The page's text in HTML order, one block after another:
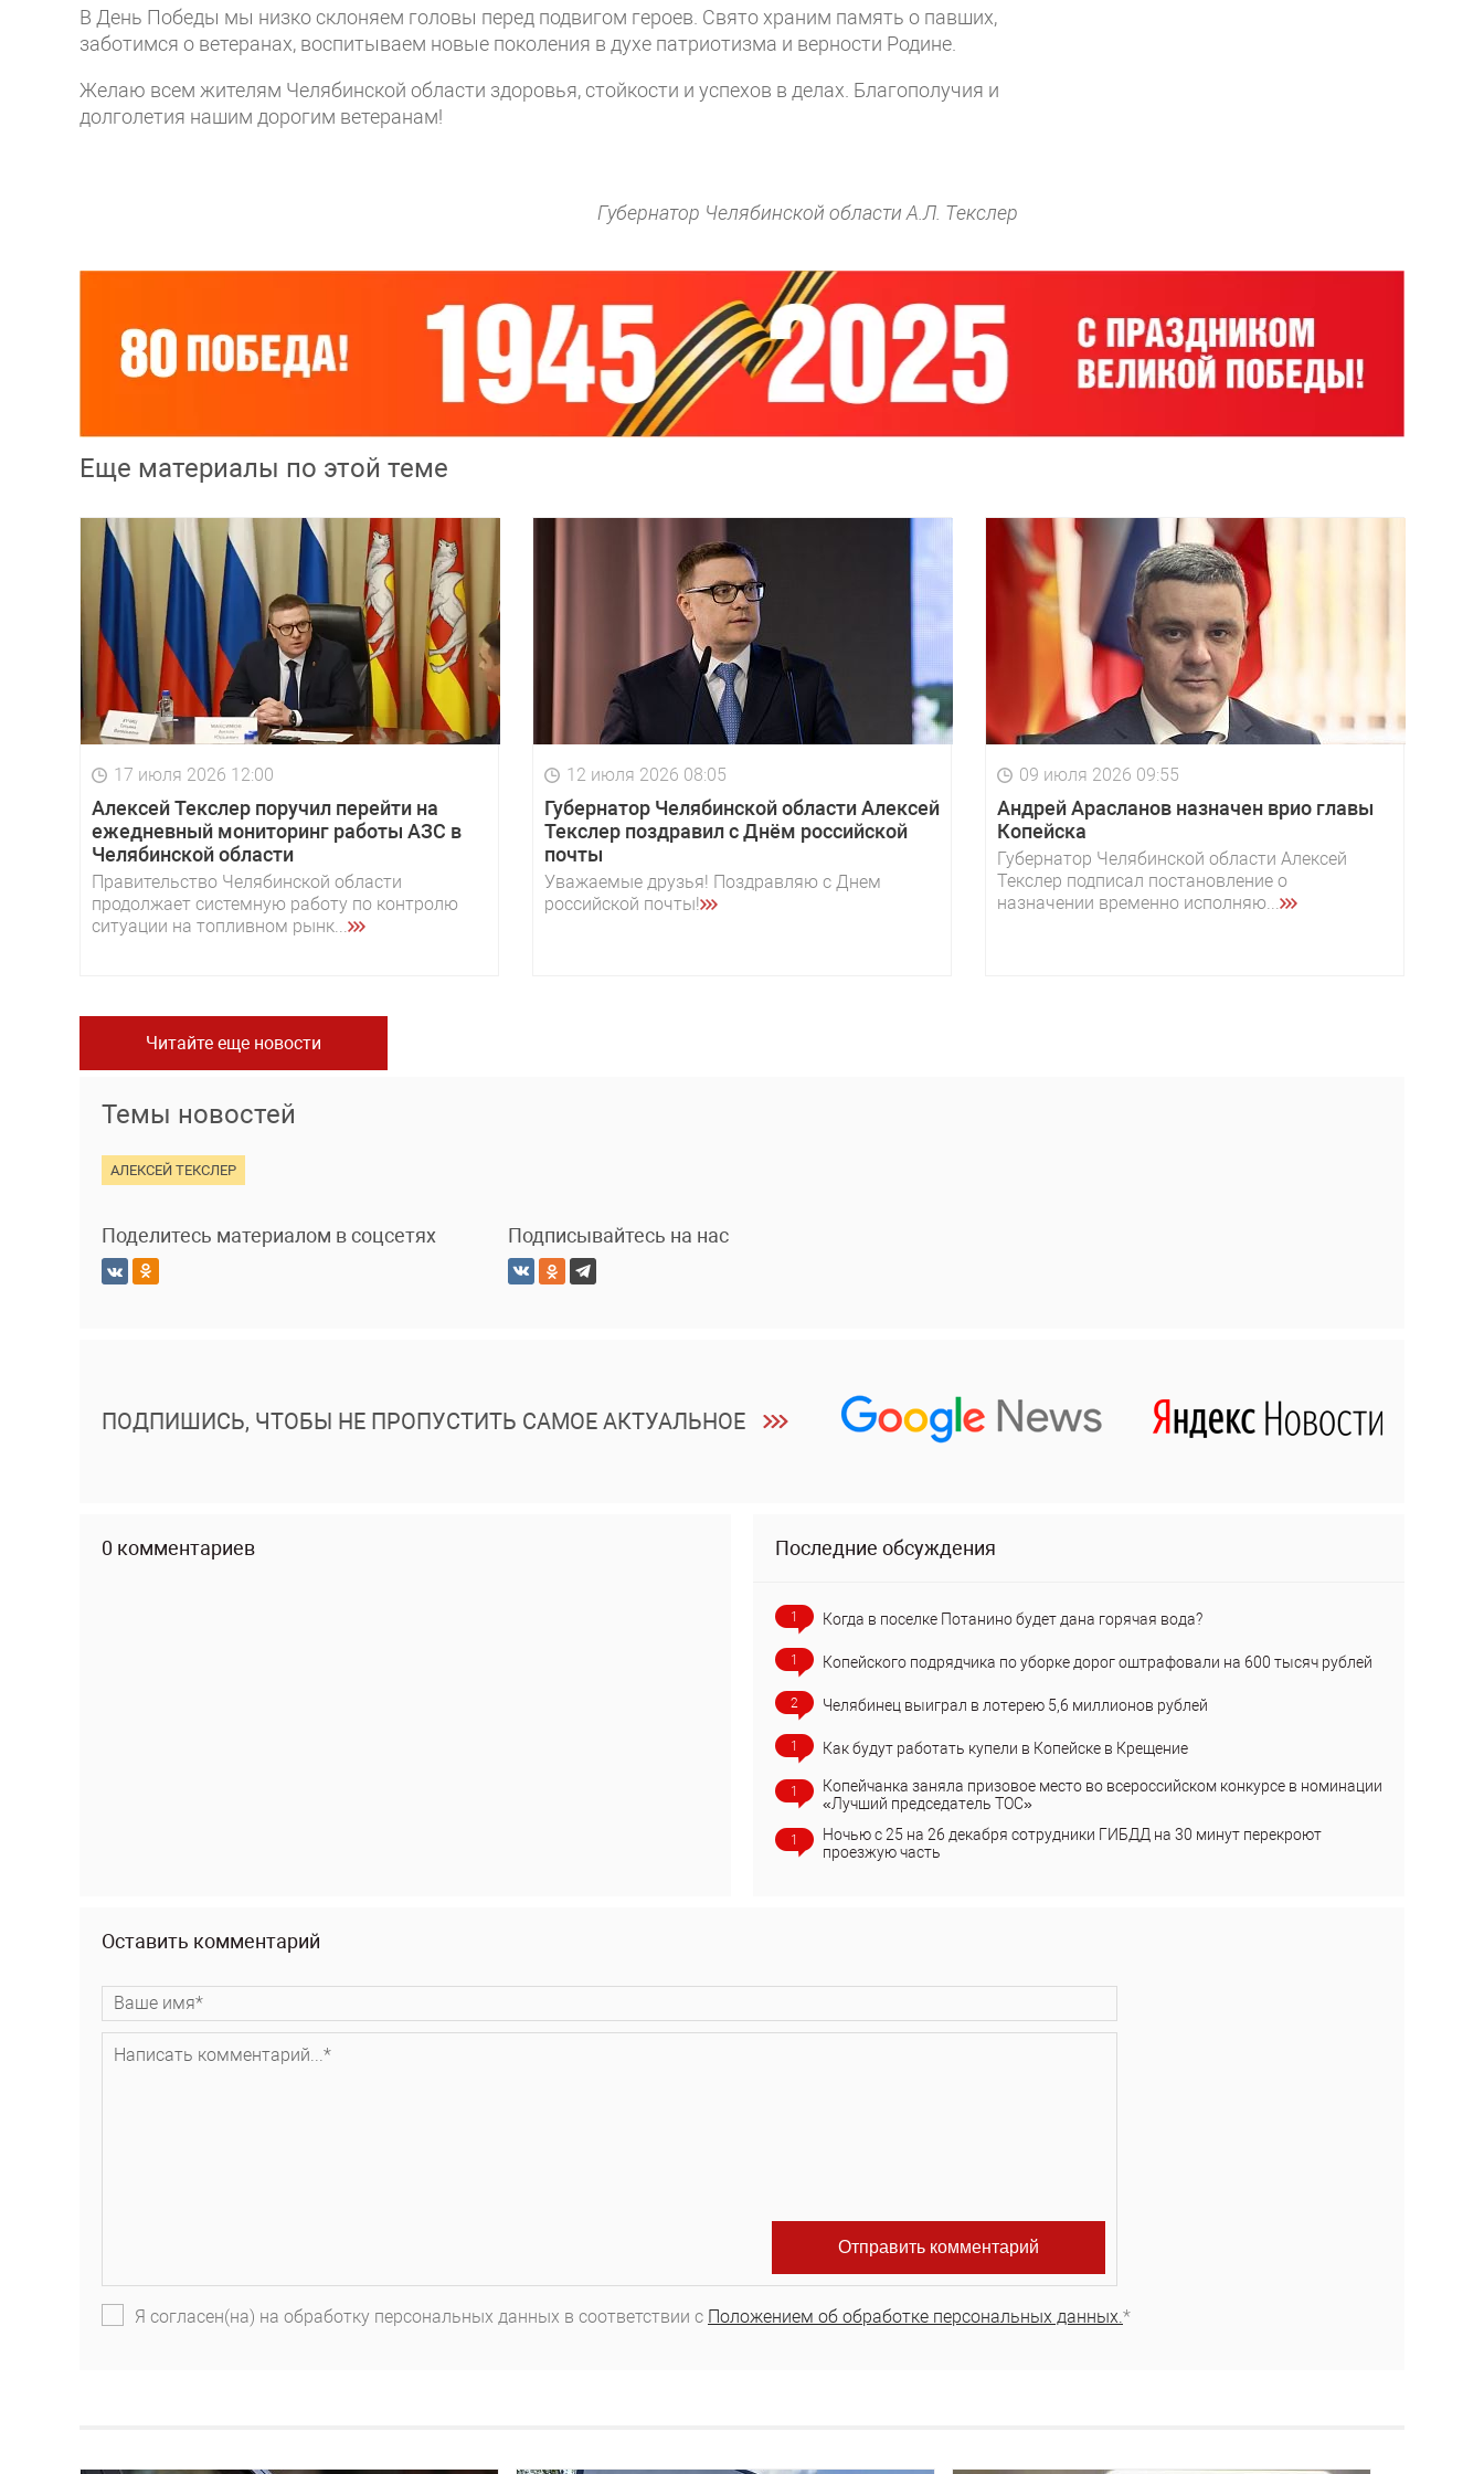
В День Победы мы низко склоняем головы перед подвигом героев. Свято храним память о павших,
заботимся о ветеранах, воспитываем новые поколения в духе патриотизма и верности Родине.
Желаю всем жителям Челябинской области здоровья, стойкости и успехов в делах. Благополучия и
долголетия нашим дорогим ветеранам!
Губернатор Челябинской области А.Л. Текслер
Еще материалы по этой теме
17 июля 2026 12:00
Алексей Текслер поручил перейти на
ежедневный мониторинг работы АЗС в
Челябинской области
Правительство Челябинской области
продолжает системную работу по контролю
ситуации на топливном рынк...
12 июля 2026 08:05
Губернатор Челябинской области Алексей
Текслер поздравил с Днём российской
почты
Уважаемые друзья! Поздравляю с Днем
российской почты!
09 июля 2026 09:55
Андрей Арасланов назначен врио главы
Копейска
Губернатор Челябинской области Алексей
Текслер подписал постановление о
назначении временно исполняю...
Читайте еще новости
Темы новостей
АЛЕКСЕЙ ТЕКСЛЕР
Поделитесь материалом в соцсетях Подписывайтесь на нас
ПОДПИШИСЬ, ЧТОБЫ НЕ ПРОПУСТИТЬ САМОЕ АКТУАЛЬНОЕ
0 комментариев Последние обсуждения
1 Когда в поселке Потанино будет дана горячая вода?
1 Копейского подрядчика по уборке дорог оштрафовали на 600 тысяч рублей
2 Челябинец выиграл в лотерею 5,6 миллионов рублей
1 Как будут работать купели в Копейске в Крещение
1
Копейчанка заняла призовое место во всероссийском конкурсе в номинации
«Лучший председатель ТОС»
1
Ночью с 25 на 26 декабря сотрудники ГИБДД на 30 минут перекроют
проезжую часть
Оставить комментарий
Я согласен(на) на обработку персональных данных в соответствии с Положением об обработке персональных данных. *